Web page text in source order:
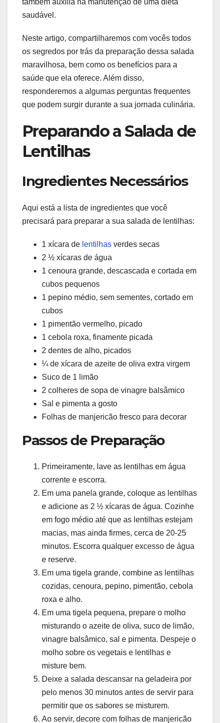
saudável.
Neste artigo, compartilharemos com vocês todos
os segredos por trás da preparação dessa salada
maravilhosa, bem como os benefícios para a
saúde que ela oferece. Além disso,
responderemos a algumas perguntas frequentes
que podem surgir durante a sua jornada culinária.
Preparando a Salada de
Lentilhas
Ingredientes Necessários
Aqui está a lista de ingredientes que você
precisará para preparar a sua salada de lentilhas:
1 xícara de lentilhas verdes secas
2 ½ xícaras de água
1 cenoura grande, descascada e cortada em
cubos pequenos
1 pepino médio, sem sementes, cortado em
cubos
1 pimentão vermelho, picado
1 cebola roxa, finamente picada
2 dentes de alho, picados
¼ de xícara de azeite de oliva extra virgem
Suco de 1 limão
2 colheres de sopa de vinagre balsâmico
Sal e pimenta a gosto
Folhas de manjericão fresco para decorar
Passos de Preparação
Primeiramente, lave as lentilhas em água
corrente e escorra.
Em uma panela grande, coloque as lentilhas
e adicione as 2 ½ xícaras de água. Cozinhe
em fogo médio até que as lentilhas estejam
macias, mas ainda firmes, cerca de 20-25
minutos. Escorra qualquer excesso de água
e reserve.
Em uma tigela grande, combine as lentilhas
cozidas, cenoura, pepino, pimentão, cebola
roxa e alho.
Em uma tigela pequena, prepare o molho
misturando o azeite de oliva, suco de limão,
vinagre balsâmico, sal e pimenta. Despeje o
molho sobre os vegetais e lentilhas e
misture bem.
Deixe a salada descansar na geladeira por
pelo menos 30 minutos antes de servir para
permitir que os sabores se misturem.
Ao servir, decore com folhas de manjericão